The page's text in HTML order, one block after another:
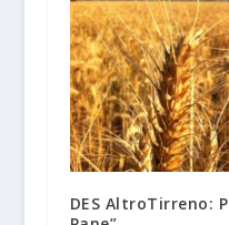
DES AltroTirreno: